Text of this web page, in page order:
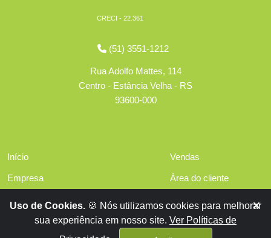
CRECI - 22.361
(51) 3551-1212
Rua Adolfo Mattes, 114
Centro - Estância Velha - RS
93600-000
Início
Empresa
Financiamentos
Vendas
Área do cliente
Contato
Uso de Cookies. 🍪 Nós utilizamos cookies para melhorar
sua experiência em nosso site. Ver Políticas de